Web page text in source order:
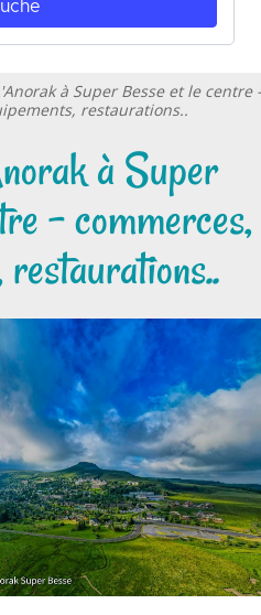
à Super Besse et le centre -
restaurations..
à Super
- commerces,